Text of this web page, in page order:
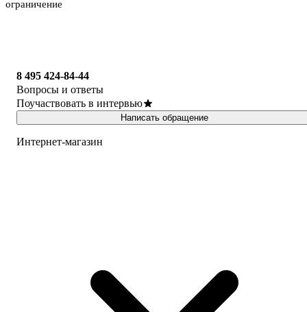
ограничение
8 495 424-84-44
Вопросы и ответы
Поучаствовать в интервью
Написать обращение
Интернет-магазин